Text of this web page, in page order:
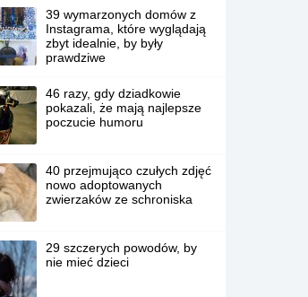
39 wymarzonych domów z
Instagrama, które wyglądają
zbyt idealnie, by były
prawdziwe
46 razy, gdy dziadkowie
pokazali, że mają najlepsze
poczucie humoru
40 przejmująco czułych zdjęć
nowo adoptowanych
zwierzaków ze schroniska
29 szczerych powodów, by
nie mieć dzieci